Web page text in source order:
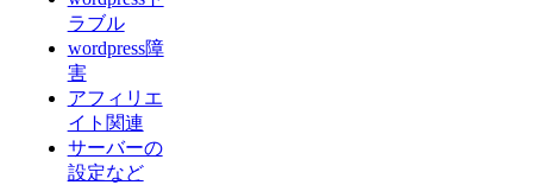
ラブル
wordpress障
害
アフィリエ
イト関連
サーバーの
設定など